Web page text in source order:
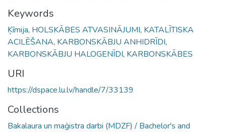
Keywords
Ķīmija, HOLSKĀBES ATVASINĀJUMI, KATALĪTISKA
ACILĒŠANA, KARBONSKĀBJU ANHIDRĪDI,
KARBONSKĀBJU HALOGENĪDI, KARBONSKĀBES
URI
https://dspace.lu.lv/handle/7/33139
Collections
Bakalaura un maģistra darbi (MDZF) / Bachelor's and